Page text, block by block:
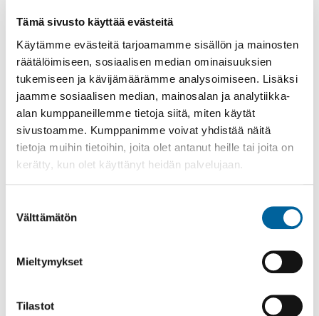
Tämä sivusto käyttää evästeitä
Käytämme evästeitä tarjoamamme sisällön ja mainosten
räätälöimiseen, sosiaalisen median ominaisuuksien
tukemiseen ja kävijämäärämme analysoimiseen. Lisäksi
jaamme sosiaalisen median, mainosalan ja analytiikka-
alan kumppaneillemme tietoja siitä, miten käytät
sivustoamme. Kumppanimme voivat yhdistää näitä
tietoja muihin tietoihin, joita olet antanut heille tai joita on
kerätty, kun olet käyttänyt heidän palvelujaan.
valinta
Välttämätön
Mieltymykset
Tilastot
2. Yleisten uimarantojen ehostus ja
huolehtiminen, 64 ääntä. Ehdotuksen
kustannusarvio noin 5000 euroa
3. Vatulanharjun Vestivaalit, 53 ääntä.
Ehdotuksen kustannusarvio 2650 euroa.
4. Kolmipuistosta koko perheen puisto lisäämään
perheiden aktiivisuutta ja hyvinvointia, 48 ääntä.
Kustannusarvio aidan hankintaan ja
perustamistöihin ovat noin 9000 euroa.
käännöstyökalulla. Käännös voi sisältää
Oikeudellisesti sitova ja ajantasainen tieto löytyy